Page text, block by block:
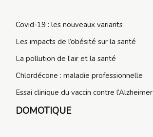
Covid-19 : les nouveaux variants
Les impacts de l’obésité sur la santé
La pollution de l’air et la santé
Chlordécone : maladie professionnelle
Essai clinique du vaccin contre l’Alzheimer
DOMOTIQUE